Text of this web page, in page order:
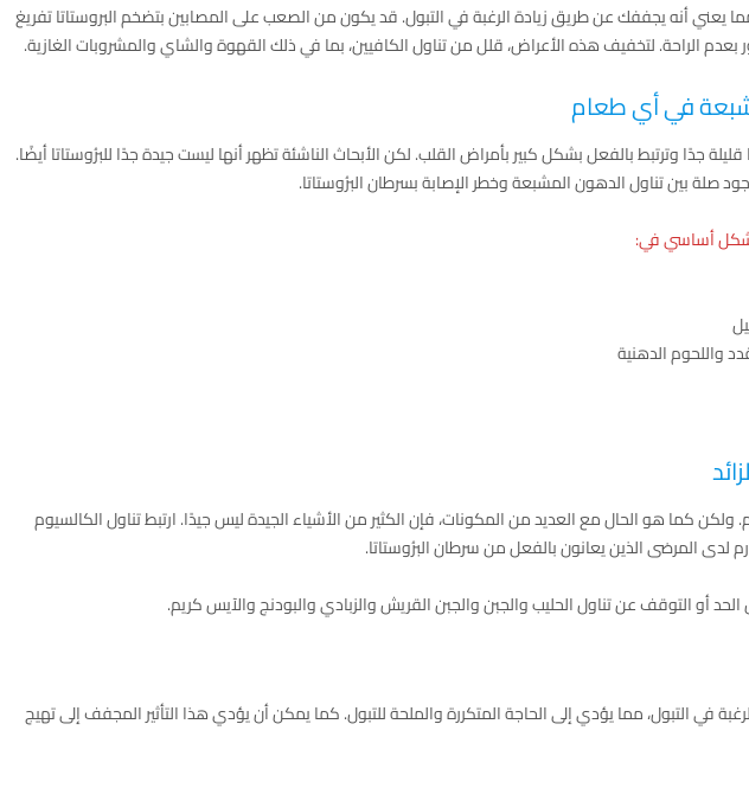
يعني أنه يجففك عن طريق زيادة الرغبة في التبول. قد يكون من الصعب على المصابين بتضخم البروستاتا تفريغ
بعدم الراحة. لتخفيف هذه الأعراض، قلل من تناول الكافيين، بما في ذلك القهوة والشاي والمشروبات الغازية.
في أي طعام
جدًا وترتبط بالفعل بشكل كبير بأمراض القلب. لكن الأبحاث الناشئة تظهر أنها ليست جيدة جدًا للبرُوستاتا أيضًا.
صلة بين تناول الدهون المشبعة وخطر الإصابة بسرطان البرُوستاتا.
أساسي في:
واللحوم الدهنية
ولكن كما هو الحال مع العديد من المكونات، فإن الكثير من الأشياء الجيدة ليس جيدًا. ارتبط تناول الكالسيوم
لدى المرضى الذين يعانون بالفعل من سرطان البرُوستاتا.
الحد أو التوقف عن تناول الحليب والجبن والجبن القريش والزبادي والبودنج والآيس كريم.
في التبول، مما يؤدي إلى الحاجة المتكررة والملحة للتبول. كما يمكن أن يؤدي هذا التأثير المجفف إلى تهيج